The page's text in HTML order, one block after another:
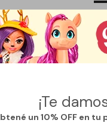
¡Te
un 10% OFF en
Masculino de Mano
funcionalidad y estilo
es perfecto para llevar
de la mano. Su diseño
un accesorio versátil